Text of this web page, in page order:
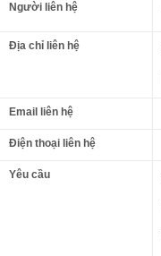
Người liên hệ
Địa chỉ liên hệ
Email liên hệ
Điện thoại liên hệ
Yêu cầu